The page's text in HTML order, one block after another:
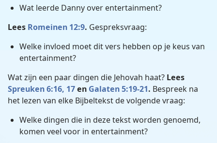
Wat leerde Danny over entertainment?
Lees Romeinen 12:9. Gespreksvraag:
Welke invloed moet dit vers hebben op je keus van
entertainment?
Wat zijn een paar dingen die Jehovah haat? Lees
Spreuken 6:16, 17en Galaten 5:19-21. Bespreek na
het lezen van elke Bijbeltekst de volgende vraag:
Welke dingen die in deze tekst worden genoemd,
komen veel voor in entertainment?